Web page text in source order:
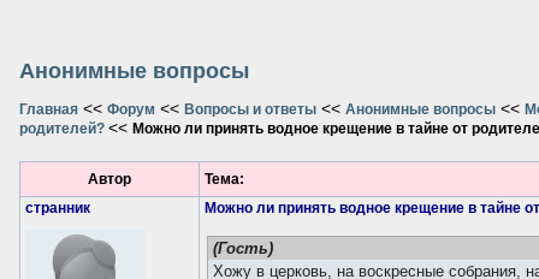
Анонимные вопросы
Главная << Форум << Вопросы и ответы << Анонимные вопросы <<
родителей? << Можно ли принять водное крещение в тайне от
Автор
Тема:
странник
Можно ли принять водное крещение в тайне
(Гость)
Хожу в церковь, на воскресные собрания,